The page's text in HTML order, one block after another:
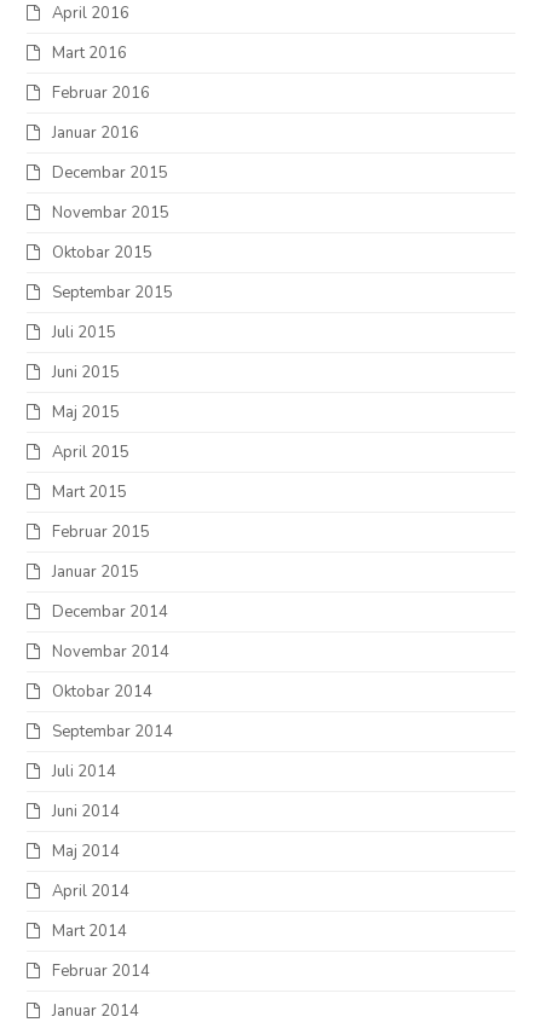
April 2016
Mart 2016
Februar 2016
Januar 2016
Decembar 2015
Novembar 2015
Oktobar 2015
Septembar 2015
Juli 2015
Juni 2015
Maj 2015
April 2015
Mart 2015
Februar 2015
Januar 2015
Decembar 2014
Novembar 2014
Oktobar 2014
Septembar 2014
Juli 2014
Juni 2014
Maj 2014
April 2014
Mart 2014
Februar 2014
Januar 2014